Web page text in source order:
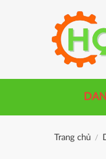
Trang chủ /